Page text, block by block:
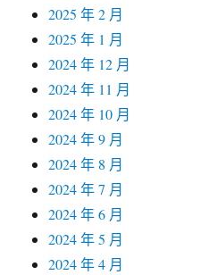
2025 年 2 月
2025 年 1 月
2024 年 12 月
2024 年 11 月
2024 年 10 月
2024 年 9 月
2024 年 8 月
2024 年 7 月
2024 年 6 月
2024 年 5 月
2024 年 4 月